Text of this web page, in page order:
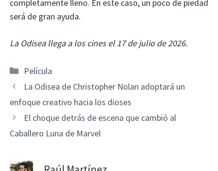
completamente lleno. En este caso, un poco de piedad
será de gran ayuda.
La Odisea llega a los cines el 17 de julio de 2026.
Categorías
Película
La Odisea de Christopher Nolan adoptará un
enfoque creativo hacia los dioses
El choque detrás de escena que cambió al
Caballero Luna de Marvel